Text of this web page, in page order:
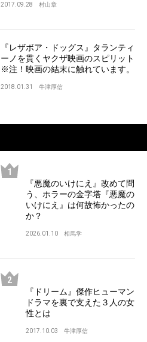
2017.09.28 村山章
『レザボア・ドッグス』タランティ
ーノを貫くヤクザ映画のスピリット
※注！映画の結末に触れています。
2018.01.31 牛津厚信
『悪魔のいけにえ』改めて問
う、ホラーの金字塔『悪魔の
いけにえ』は何故怖かったの
か？
2026.01.10 相馬学
『ドリーム』傑作ヒューマン
ドラマを裏で支えた３人の女
性とは
2017.10.03 牛津厚信